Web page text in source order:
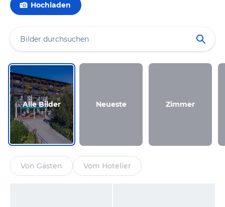
Hochladen
Alle Bilder Neueste Zimmer
Von Gästen Vom Hotelier